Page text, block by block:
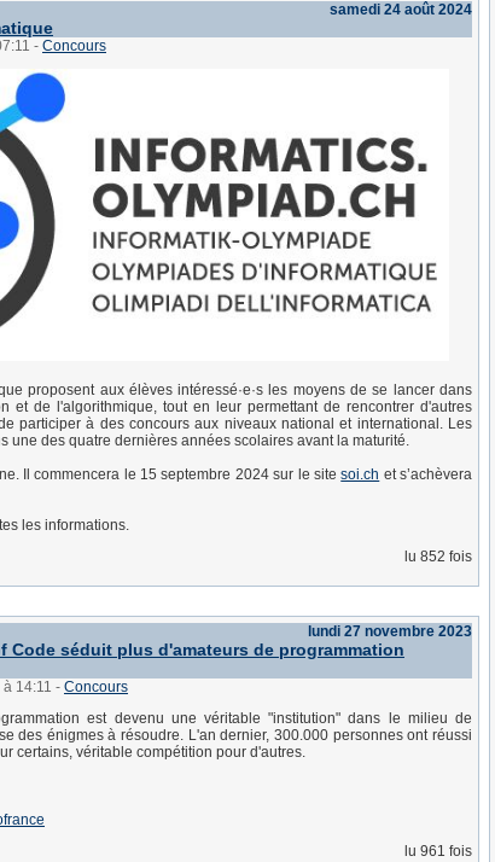
samedi 24 août 2024
- Concours
proposent aux élèves intéressé·e·s les moyens de se lancer dans
et de l'algorithmique, tout en leur permettant de rencontrer d'autres
participer à des concours aux niveaux national et international. Les
une des quatre dernières années scolaires avant la maturité.
Il commencera le 15 septembre 2024 sur le sitesoi.ch et s’achèvera
les informations.
lu 852 fois
lundi 27 novembre 2023
séduit plus d'amateurs de programmation
14:11 - Concours
est devenu une véritable "institution" dans le milieu de
des énigmes à résoudre. L'an dernier, 300.000 personnes ont réussi
certains, véritable compétition pour d'autres.
lu 961 fois